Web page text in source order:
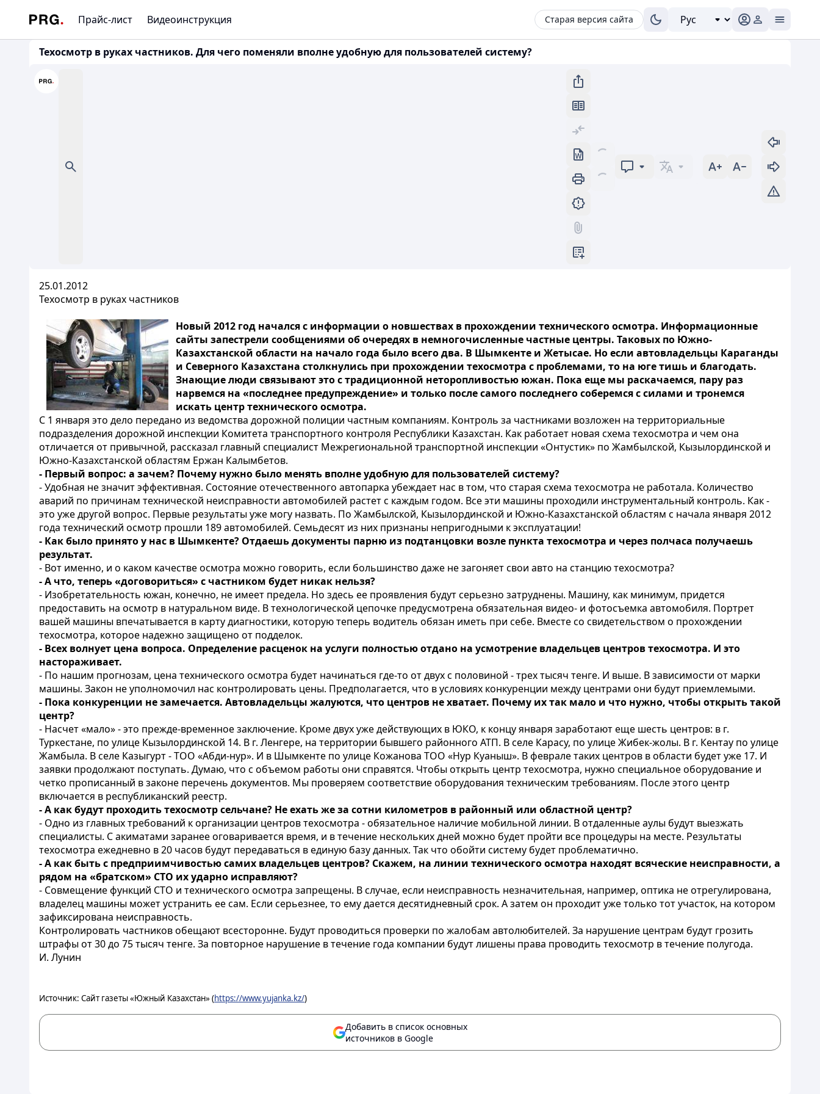
Прайс-лист Видеоинструкция Старая версия сайта
Техосмотр в руках частников. Для чего поменяли вполне удобную для пользователей систему?
25.01.2012
Техосмотр в руках частников
Новый 2012 год начался с информации о новшествах в прохождении технического осмотра. Информационные
сайты запестрели сообщениями об очередях в немногочисленные частные центры. Таковых по Южно-
Казахстанской области на начало года было всего два. В Шымкенте и Жетысае. Но если автовладельцы Караганды
и Северного Казахстана столкнулись при прохождении техосмотра с проблемами, то на юге тишь и благодать.
Знающие люди связывают это с традиционной неторопливостью южан. Пока еще мы раскачаемся, пару раз
нарвемся на «последнее предупреждение» и только после самого последнего соберемся с силами и тронемся
искать центр технического осмотра.
С 1 января это дело передано из ведомства дорожной полиции частным компаниям. Контроль за частниками возложен на территориальные
подразделения дорожной инспекции Комитета транспортного контроля Республики Казахстан. Как работает новая схема техосмотра и чем она
отличается от привычной, рассказал главный специалист Межрегиональной транспортной инспекции «Онтустик» по Жамбылской, Кызылординской и
Южно-Казахстанской областям Ержан Калымбетов.
- Первый вопрос: а зачем? Почему нужно было менять вполне удобную для пользователей систему?
- Удобная не значит эффективная. Состояние отечественного автопарка убеждает нас в том, что старая схема техосмотра не работала. Количество
аварий по причинам технической неисправности автомобилей растет с каждым годом. Все эти машины проходили инструментальный контроль. Как -
это уже другой вопрос. Первые результаты уже могу назвать. По Жамбылской, Кызылординской и Южно-Казахстанской областям с начала января 2012
года технический осмотр прошли 189 автомобилей. Семьдесят из них признаны непригодными к эксплуатации!
- Как было принято у нас в Шымкенте? Отдаешь документы парню из подтанцовки возле пункта техосмотра и через полчаса получаешь
результат.
- Вот именно, и о каком качестве осмотра можно говорить, если большинство даже не загоняет свои авто на станцию техосмотра?
- А что, теперь «договориться» с частником будет никак нельзя?
- Изобретательность южан, конечно, не имеет предела. Но здесь ее проявления будут серьезно затруднены. Машину, как минимум, придется
предоставить на осмотр в натуральном виде. В технологической цепочке предусмотрена обязательная видео- и фотосъемка автомобиля. Портрет
вашей машины впечатывается в карту диагностики, которую теперь водитель обязан иметь при себе. Вместе со свидетельством о прохождении
техосмотра, которое надежно защищено от подделок.
- Всех волнует цена вопроса. Определение расценок на услуги полностью отдано на усмотрение владельцев центров техосмотра. И это
настораживает.
- По нашим прогнозам, цена технического осмотра будет начинаться где-то от двух с половиной - трех тысяч тенге. И выше. В зависимости от марки
машины. Закон не уполномочил нас контролировать цены. Предполагается, что в условиях конкуренции между центрами они будут приемлемыми.
- Пока конкуренции не замечается. Автовладельцы жалуются, что центров не хватает. Почему их так мало и что нужно, чтобы открыть такой
центр?
- Насчет «мало» - это прежде-временное заключение. Кроме двух уже действующих в ЮКО, к концу января заработают еще шесть центров: в г.
Туркестане, по улице Кызылординской 14. В г. Ленгере, на территории бывшего районного АТП. В селе Карасу, по улице Жибек-жолы. В г. Кентау по улице
Жамбыла. В селе Казыгурт - ТОО «Абди-нур». И в Шымкенте по улице Кожанова ТОО «Нур Куаныш». В феврале таких центров в области будет уже 17. И
заявки продолжают поступать. Думаю, что с объемом работы они справятся. Чтобы открыть центр техосмотра, нужно специальное оборудование и
четко прописанный в законе перечень документов. Мы проверяем соответствие оборудования техническим требованиям. После этого центр
включается в республиканский реестр.
- А как будут проходить техосмотр сельчане? Не ехать же за сотни километров в районный или областной центр?
- Одно из главных требований к организации центров техосмотра - обязательное наличие мобильной линии. В отдаленные аулы будут выезжать
специалисты. С акиматами заранее оговаривается время, и в течение нескольких дней можно будет пройти все процедуры на месте. Результаты
техосмотра ежедневно в 20 часов будут передаваться в единую базу данных. Так что обойти систему будет проблематично.
- А как быть с предприимчивостью самих владельцев центров? Скажем, на линии технического осмотра находят всяческие неисправности, а
рядом на «братском» СТО их ударно исправляют?
- Совмещение функций СТО и технического осмотра запрещены. В случае, если неисправность незначительная, например, оптика не отрегулирована,
владелец машины может устранить ее сам. Если серьезнее, то ему дается десятидневный срок. А затем он проходит уже только тот участок, на котором
зафиксирована неисправность.
Контролировать частников обещают всесторонне. Будут проводиться проверки по жалобам автолюбителей. За нарушение центрам будут грозить
штрафы от 30 до 75 тысяч тенге. За повторное нарушение в течение года компании будут лишены права проводить техосмотр в течение полугода.
И. Лунин
Источник: Сайт газеты «Южный Казахстан» (https://www.yujanka.kz/)
Добавить в список основных
источников в Google